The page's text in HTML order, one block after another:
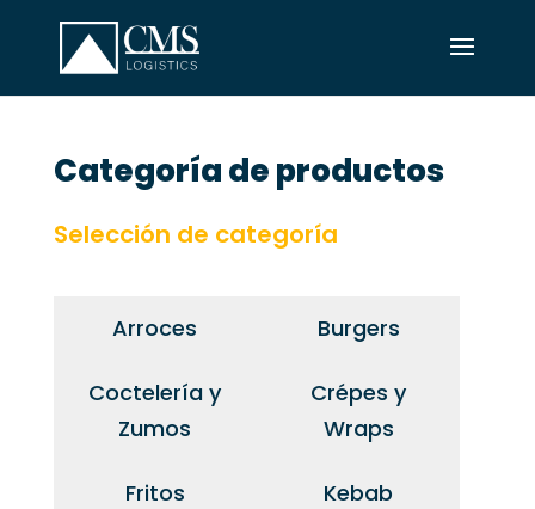
Categoría de productos
Selección de categoría
Arroces Burgers
Coctelería y
Zumos
Crépes y
Wraps
Fritos Kebab